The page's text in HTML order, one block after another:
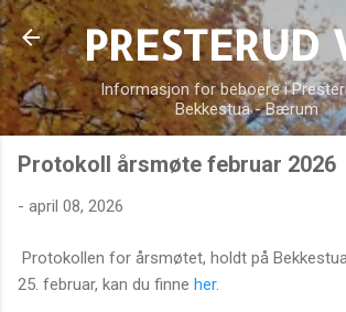
Gå til hovedinnhold
PRESTERUD
Informasjon for beboere i
Bekkestua - Bærum
Protokoll årsmøte februar 2026
- april 08, 2026
Protokollen for årsmøtet, holdt på
25. februar, kan du finne her.